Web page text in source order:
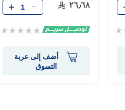
٢٦٫٦٨
Rating:
أضف إلى عربة
التسوق